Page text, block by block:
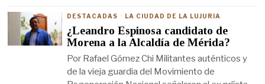
DESTACADAS · LA CIUDAD DE LA LUJURIA
¿Leandro Espinosa candidato de
Morena a la Alcaldía de Mérida?
Por Rafael Gómez Chi Militantes auténticos y
de la vieja guardia del Movimiento de